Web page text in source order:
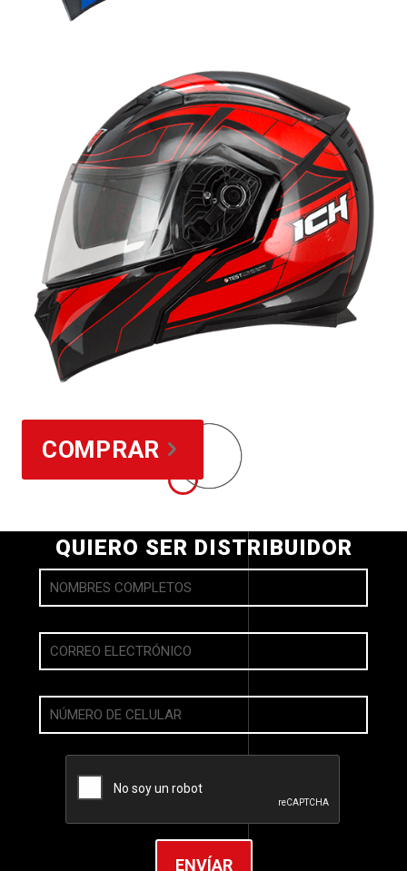
COMPRAR
QUIERO SER DISTRIBUIDOR